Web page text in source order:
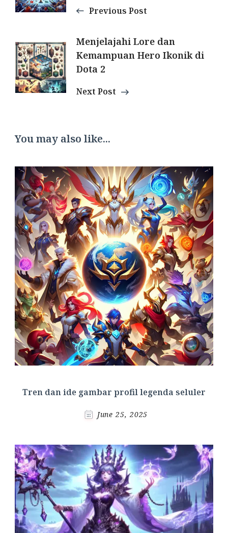
Previous Post
Menjelajahi Lore dan
Kemampuan Hero Ikonik di
Dota 2
Next Post
You may also like...
Tren dan ide gambar profil legenda seluler
June 25, 2025